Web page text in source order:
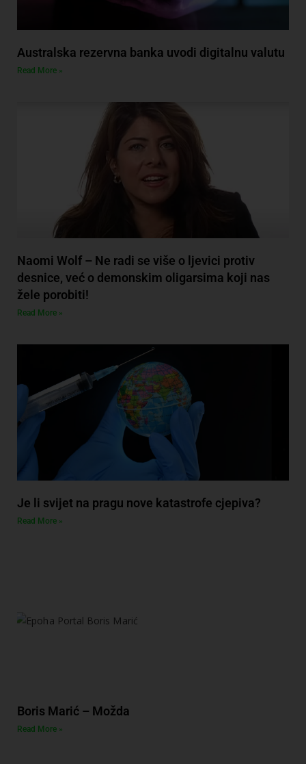
Australska rezervna banka uvodi digitalnu valutu
Read More »
Naomi Wolf – Ne radi se više o ljevici protiv
desnice, već o demonskim oligarsima koji nas
žele porobiti!
Read More »
Je li svijet na pragu nove katastrofe cjepiva?
Read More »
Boris Marić – Možda
Read More »